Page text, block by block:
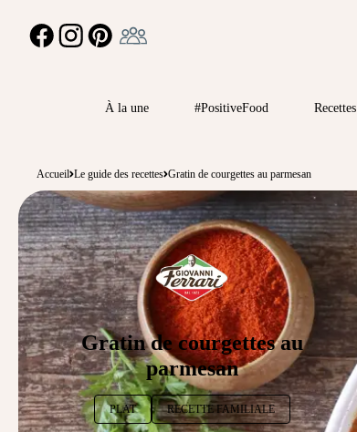
FACEBOOKINSTAGRAMPINTEREST
À la une #PositiveFood Recettes
Accueil Le guide des recettes Gratin de courgettes au parmesan
Gratin de courgettes au
parmesan
PLAT RECETTE FAMILIALE